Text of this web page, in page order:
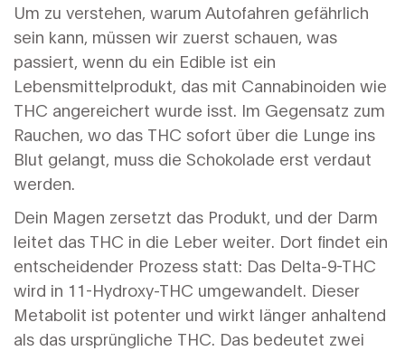
Um zu verstehen, warum Autofahren gefährlich
sein kann, müssen wir zuerst schauen, was
passiert, wenn du ein Edible ist ein
Lebensmittelprodukt, das mit Cannabinoiden wie
THC angereichert wurde isst. Im Gegensatz zum
Rauchen, wo das THC sofort über die Lunge ins
Blut gelangt, muss die Schokolade erst verdaut
werden.
Dein Magen zersetzt das Produkt, und der Darm
leitet das THC in die Leber weiter. Dort findet ein
entscheidender Prozess statt: Das Delta-9-THC
wird in 11-Hydroxy-THC umgewandelt. Dieser
Metabolit ist potenter und wirkt länger anhaltend
als das ursprüngliche THC. Das bedeutet zwei